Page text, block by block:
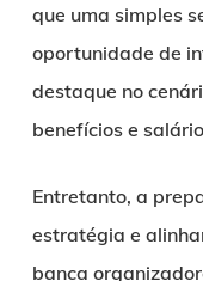
que uma simples
oportunidade de
destaque no
benefícios e
Entretanto, a
estratégia e
banca